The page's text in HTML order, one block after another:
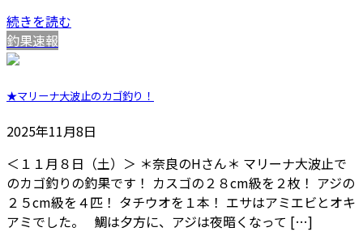
続きを読む
釣果速報
★マリーナ大波止のカゴ釣り！
2025年11月8日
＜１１月８日（土）＞ ＊奈良のHさん＊ マリーナ大波止で
のカゴ釣りの釣果です！ カスゴの２８cm級を２枚！ アジの
２５cm級を４匹！ タチウオを１本！ エサはアミエビとオキ
アミでした。 鯛は夕方に、アジは夜暗くなって […]